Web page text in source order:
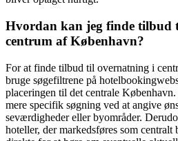
Hvordan kan jeg finde tilbud
centrum af København?
For at finde tilbud til overnatning i
bruge søgefiltrene på
placeringen til det centrale
mere specifik søgning ved at angive
seværdigheder eller byområder.
hoteller, der markedsføres som